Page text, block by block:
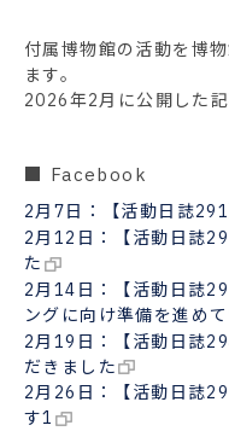
付属博物館の活動を博
ます。
2026年2月に公開した記
■ Facebook
2月7日：【活動日誌
2月12日：【活動日誌
た
2月14日：【活動日誌
ングに向け準備を進め
2月19日：【活動日誌
だきました
2月26日：【活動日誌
す1